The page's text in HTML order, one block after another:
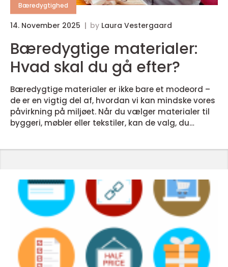
Bæredygtighed
14. November 2025 by Laura Vestergaard
Bæredygtige materialer:
Hvad skal du gå efter?
Bæredygtige materialer er ikke bare et modeord –
de er en vigtig del af, hvordan vi kan mindske vores
påvirkning på miljøet. Når du vælger materialer til
byggeri, møbler eller tekstiler, kan de valg, du